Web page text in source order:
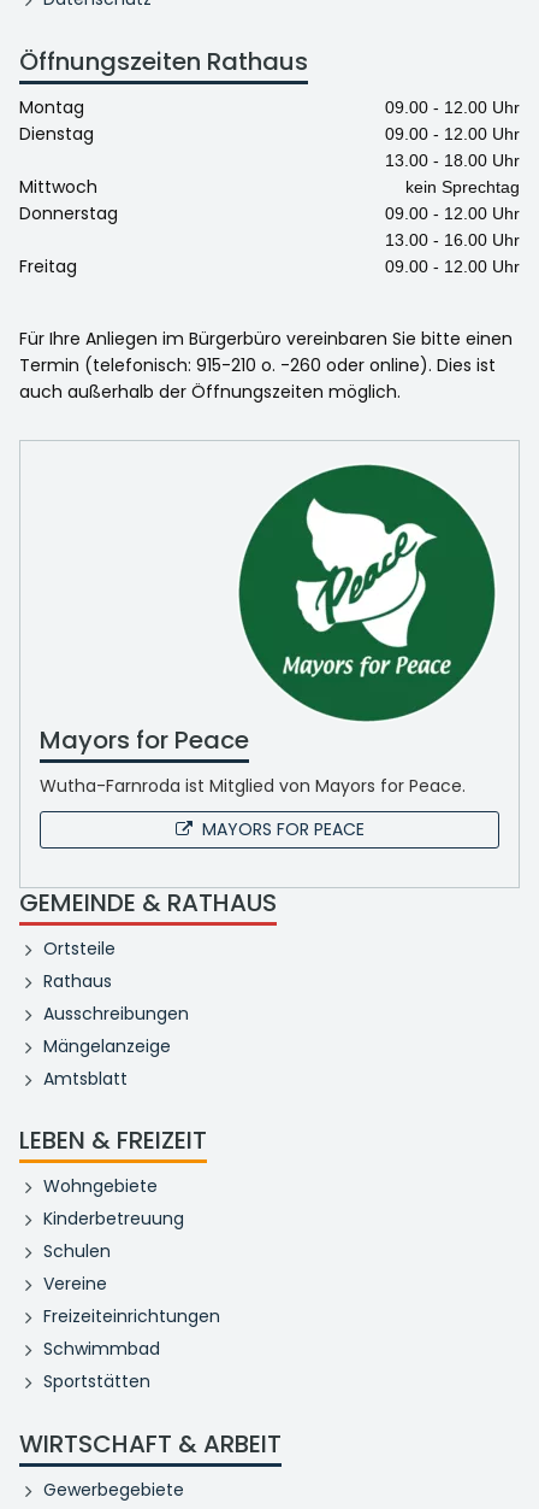
Öffnungszeiten Rathaus
Montag 09.00 - 12.00 Uhr
Dienstag
09.00 - 12.00 Uhr
13.00 - 18.00 Uhr
Mittwoch kein Sprechtag
Donnerstag
09.00 - 12.00 Uhr
13.00 - 16.00 Uhr
Freitag 09.00 - 12.00 Uhr
Für Ihre Anliegen im Bürgerbüro vereinbaren Sie bitte einen
Termin (telefonisch: 915-210 o. -260 oder online). Dies ist
auch außerhalb der Öffnungszeiten möglich.
Mayors for Peace
Wutha-Farnroda ist Mitglied von Mayors for Peace.
MAYORS FOR PEACE
GEMEINDE & RATHAUS
Ortsteile
Rathaus
Ausschreibungen
Mängelanzeige
Amtsblatt
LEBEN & FREIZEIT
Wohngebiete
Kinderbetreuung
Schulen
Vereine
Freizeiteinrichtungen
Schwimmbad
Sportstätten
WIRTSCHAFT & ARBEIT
Gewerbegebiete